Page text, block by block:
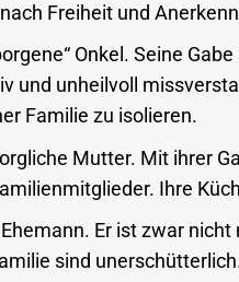
Freiheit und
Onkel. Seine
und unheilvoll
Familie zu isolieren.
Mutter. Mit ihrer
Ihre
Er ist zwar nicht
sind